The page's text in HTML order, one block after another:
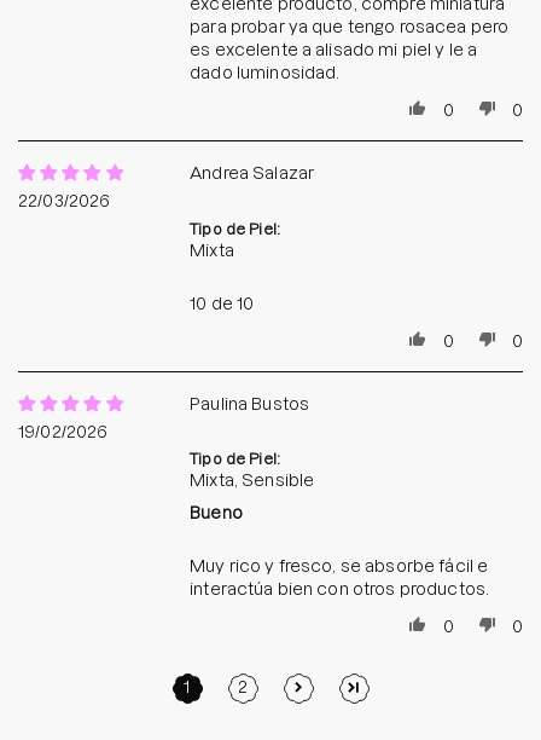
excelente producto, compre miniatura
para probar ya que tengo rosacea pero
es excelente a alisado mi piel y le a
dado luminosidad.
0
0
22/03/2026
Andrea Salazar
Tipo de Piel:
Mixta
10 de 10
0
0
19/02/2026
Paulina Bustos
Tipo de Piel:
Mixta, Sensible
Bueno
Muy rico y fresco, se absorbe fácil e
interactúa bien con otros productos.
0
0
1 2